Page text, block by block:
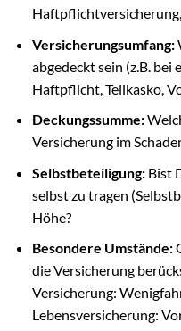
Versicherungsumfang:
abgedeckt sein (z.B. bei
Haftpflicht, Teilkasko,
Deckungssumme:
Versicherung im
Selbstbeteiligung:Bist
selbst zu tragen
Höhe?
Besondere Umstände:
die Versicherung
Versicherung:
Lebensversicherung: